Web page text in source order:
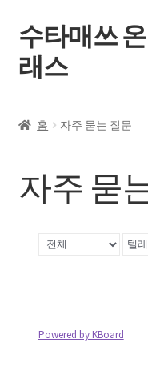
수타매쓰
래스
내 강의실
홈 자주 묻는 질문
자주 묻
Powered by KBoard